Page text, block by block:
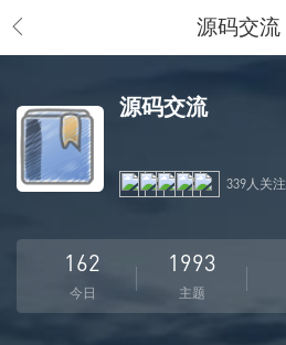
源码交流
源码交流
339人关注
162
今日
1993
主题